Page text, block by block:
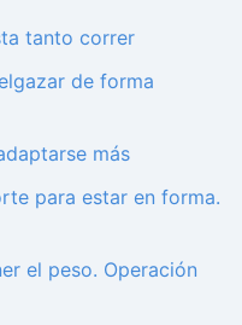
tanto correr
de forma
más
para estar en forma.
el peso. Operación